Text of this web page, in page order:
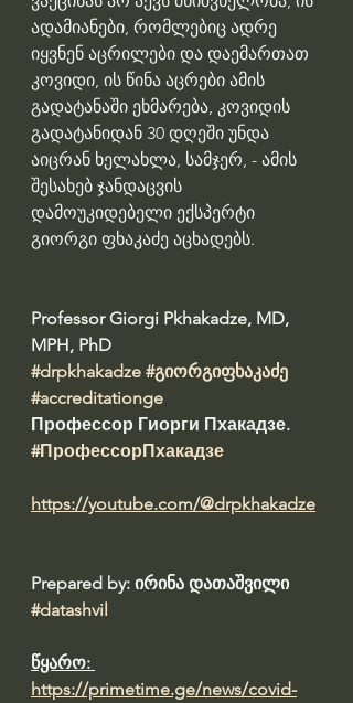
ადამიანები, რომლებიც ადრე
იყვნენ აცრილები და დაემართათ
კოვიდი, ის წინა აცრები ამის
გადატანაში ეხმარება, კოვიდის
გადატანიდან 30 დღეში უნდა
აიცრან ხელახლა, სამჯერ, - ამის
შესახებ ჯანდაცვის
დამოუკიდებელი ექსპერტი
გიორგი ფხაკაძე აცხადებს.
Professor Giorgi Pkhakadze, MD,
MPH, PhD
#drpkhakadze #გიორგიფხაკაძე
#accreditationge
Профессор Гиорги Пхакадзе.
#ПрофессорПхакадзе
https://youtube.com/@drpkhakadze
Prepared by: ირინა დათაშვილი
#datashvil
წყარო:
https://primetime.ge/news/covid-